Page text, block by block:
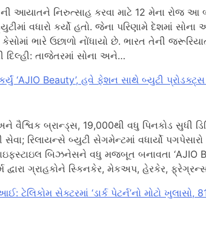
આયાતને નિરુત્સાહ કરવા માટે 12 મેના રોજ આ
વધારો કર્યો હતો. જેના પરિણામે દેશમાં સોના
ભારે ઉછાળો નોંધાયો છે. ભારત તેની
દિલ્હી: તાજેતરમાં સોના અને…
‘AJIO Beauty’, હવે ફેશન સાથે બ્યુટી
વૈશ્વિક બ્રાન્ડ્સ, 19,000થી વધુ પિનકોડ સુધી
સેવા; રિલાયન્સે બ્યુટી સેગમેન્ટમાં વધાર્યો
બિઝનેસને વધુ મજબૂત બનાવતા ‘AJIO
દ્વારા ગ્રાહકોને સ્કિનકેર, મેકઅપ, હેરકેર,
સેક્ટરમાં ‘ડાર્ક પેટર્ન’નો મોટો ખુલાસો,